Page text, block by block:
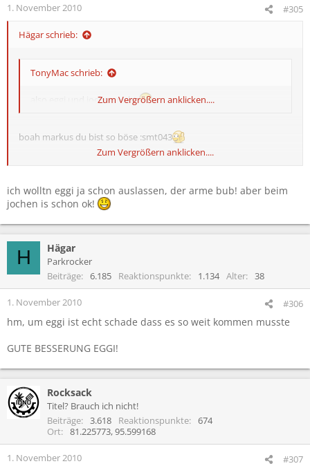
1. November 2010 #305
Hägar schrieb:
TonyMac schrieb:
also eggi und jochen nichtZum Vergrößern anklicken....
boah markus du bist so böse :smt043
sauber habt ihr mich da abgelichtet mit meinem mc sundae
Zum Vergrößern anklicken....
ich wolltn eggi ja schon auslassen, der arme bub! aber beim
jochen is schon ok!
H Hägar
Parkrocker
Beiträge
6.185 Reaktionspunkte 1.134 Alter 38
1. November 2010 #306
hm, um eggi ist echt schade dass es so weit kommen musste
GUTE BESSERUNG EGGI!
Rocksack
Titel? Brauch ich nicht!
Beiträge
3.618 Reaktionspunkte
674
Ort
81.225773, 95.599168
1. November 2010 #307